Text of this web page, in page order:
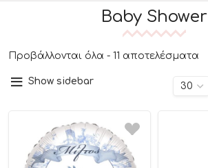
Baby Shower
Προβάλλονται όλα - 11 αποτελέσματα
Show sidebar